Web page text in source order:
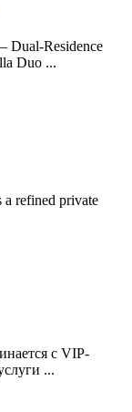
Dual-Residence
Duo ...
refined private
с VIP-
...